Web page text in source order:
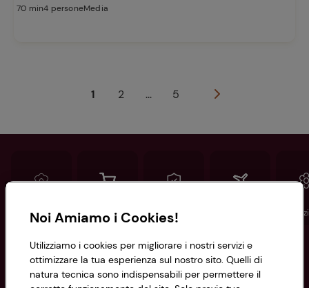
70 min4 personeMedia
1 2 ... 5
Conad Spesa online Assicurazioni
Informazioni
Noi Amiamo i Cookies!
Utilizziamo i cookies per migliorare i nostri servizi e
ottimizzare la tua esperienza sul nostro sito. Quelli di
natura tecnica sono indispensabili per permettere il